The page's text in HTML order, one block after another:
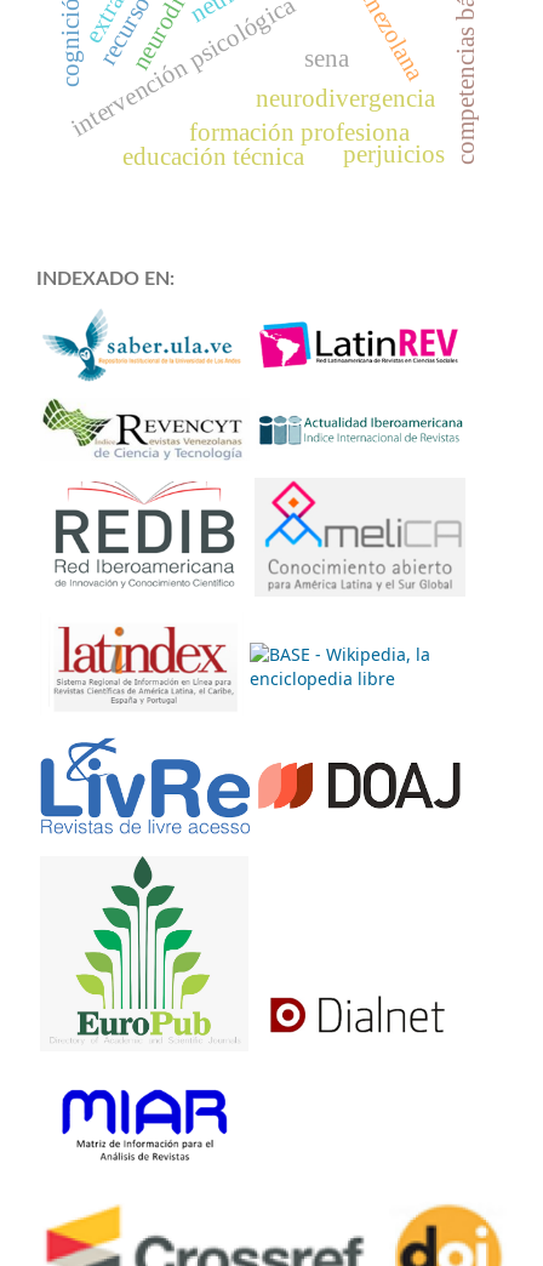
intervención psicológicaneurodivergencia competencias básicas
formación profesiona
sena
educación técnica perjuicios
INDEXADO EN: